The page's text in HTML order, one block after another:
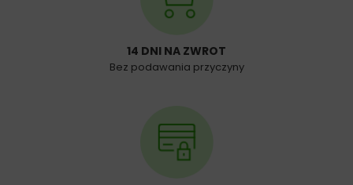
14 DNI NA ZWROT
Bez podawania przyczyny